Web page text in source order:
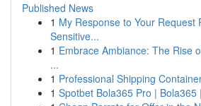
Published News
1 My Response to Your Request
Sensitive...
1 Embrace Ambiance: The Rise
...
1 Professional Shipping
1 Spotbet Bola365 Pro | Bola365